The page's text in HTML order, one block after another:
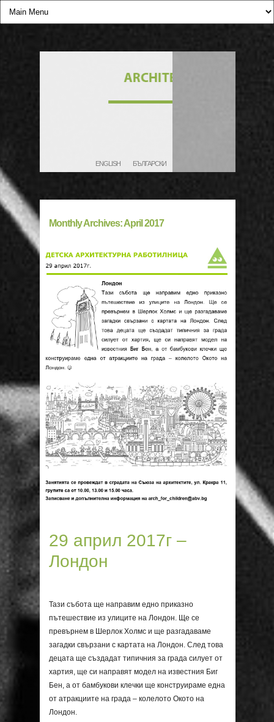
ENGLISH БЪЛГАРСКИ
Monthly Archives:April 2017
29 април 2017г –
Лондон
Тази събота ще направим едно приказно
пътешествие из улиците на Лондон. Ще се
превърнем в Шерлок Холмс и ще разгадаваме
загадки свързани с картата на Лондон. След това
децата ще създадат типичния за града силует от
хартия, ще си направят модел на известния Биг
Бен, а от бамбукови клечки ще конструираме една
от атракциите на града – колелото Окото на
Лондон.